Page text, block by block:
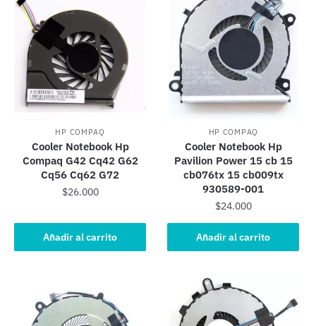
HP COMPAQ
Cooler Notebook Hp
Compaq G42 Cq42 G62
Cq56 Cq62 G72
$26.000
Añadir al carrito
HP COMPAQ
Cooler Notebook Hp
Pavilion Power 15 cb 15
cb076tx 15 cb009tx
930589-001
$24.000
Añadir al carrito